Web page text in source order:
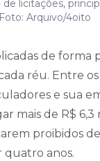
licitações,
Arquivo/4oito
de forma
réu. Entre
e sua
mais de R$ 6,3
proibidos
anos.